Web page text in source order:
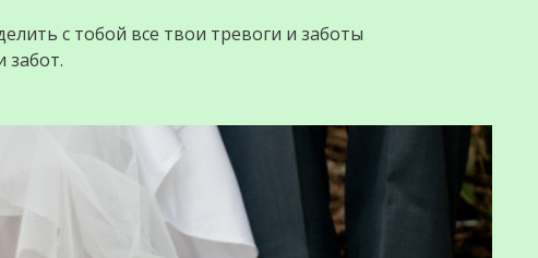
с тобой все твои тревоги и заботы
забот.